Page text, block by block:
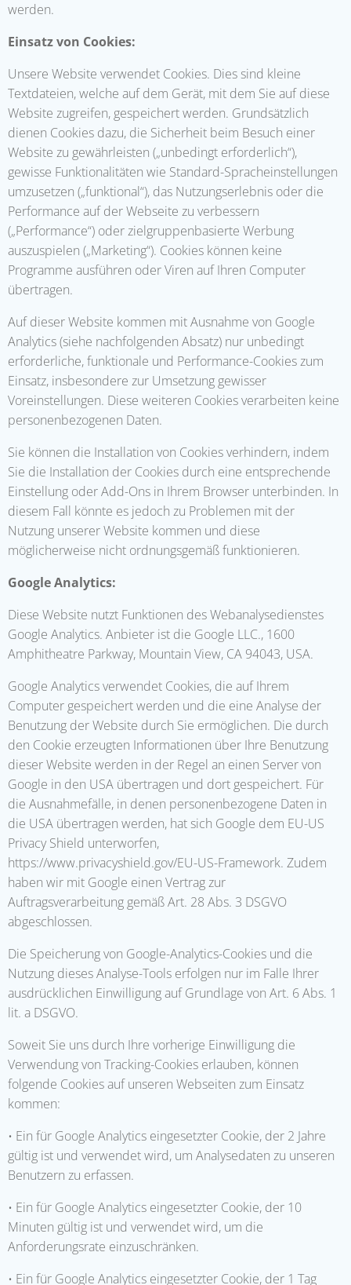
werden.
Einsatz von Cookies:
Unsere Website verwendet Cookies. Dies sind kleine
Textdateien, welche auf dem Gerät, mit dem Sie auf diese
Website zugreifen, gespeichert werden. Grundsätzlich
dienen Cookies dazu, die Sicherheit beim Besuch einer
Website zu gewährleisten („unbedingt erforderlich“),
gewisse Funktionalitäten wie Standard-Spracheinstellungen
umzusetzen („funktional“), das Nutzungserlebnis oder die
Performance auf der Webseite zu verbessern
(„Performance“) oder zielgruppenbasierte Werbung
auszuspielen („Marketing“). Cookies können keine
Programme ausführen oder Viren auf Ihren Computer
übertragen.
Auf dieser Website kommen mit Ausnahme von Google
Analytics (siehe nachfolgenden Absatz) nur unbedingt
erforderliche, funktionale und Performance-Cookies zum
Einsatz, insbesondere zur Umsetzung gewisser
Voreinstellungen. Diese weiteren Cookies verarbeiten keine
personenbezogenen Daten.
Sie können die Installation von Cookies verhindern, indem
Sie die Installation der Cookies durch eine entsprechende
Einstellung oder Add-Ons in Ihrem Browser unterbinden. In
diesem Fall könnte es jedoch zu Problemen mit der
Nutzung unserer Website kommen und diese
möglicherweise nicht ordnungsgemäß funktionieren.
Google Analytics:
Diese Website nutzt Funktionen des Webanalysedienstes
Google Analytics. Anbieter ist die Google LLC., 1600
Amphitheatre Parkway, Mountain View, CA 94043, USA.
Google Analytics verwendet Cookies, die auf Ihrem
Computer gespeichert werden und die eine Analyse der
Benutzung der Website durch Sie ermöglichen. Die durch
den Cookie erzeugten Informationen über Ihre Benutzung
dieser Website werden in der Regel an einen Server von
Google in den USA übertragen und dort gespeichert. Für
die Ausnahmefälle, in denen personenbezogene Daten in
die USA übertragen werden, hat sich Google dem EU-US
Privacy Shield unterworfen,
https://www.privacyshield.gov/EU-US-Framework. Zudem
haben wir mit Google einen Vertrag zur
Auftragsverarbeitung gemäß Art. 28 Abs. 3 DSGVO
abgeschlossen.
Die Speicherung von Google-Analytics-Cookies und die
Nutzung dieses Analyse-Tools erfolgen nur im Falle Ihrer
ausdrücklichen Einwilligung auf Grundlage von Art. 6 Abs. 1
lit. a DSGVO.
Soweit Sie uns durch Ihre vorherige Einwilligung die
Verwendung von Tracking-Cookies erlauben, können
folgende Cookies auf unseren Webseiten zum Einsatz
kommen:
• Ein für Google Analytics eingesetzter Cookie, der 2 Jahre
gültig ist und verwendet wird, um Analysedaten zu unseren
Benutzern zu erfassen.
• Ein für Google Analytics eingesetzter Cookie, der 10
Minuten gültig ist und verwendet wird, um die
Anforderungsrate einzuschränken.
• Ein für Google Analytics eingesetzter Cookie, der 1 Tag